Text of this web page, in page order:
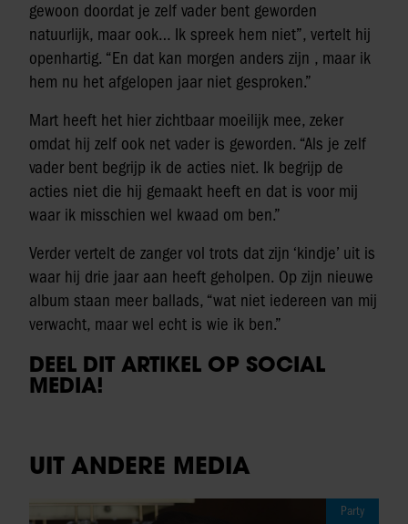
gewoon doordat je zelf vader bent geworden
natuurlijk, maar ook… Ik spreek hem niet”, vertelt hij
openhartig. “En dat kan morgen anders zijn , maar ik
hem nu het afgelopen jaar niet gesproken.”
Mart heeft het hier zichtbaar moeilijk mee, zeker
omdat hij zelf ook net vader is geworden. “Als je zelf
vader bent begrijp ik de acties niet. Ik begrijp de
acties niet die hij gemaakt heeft en dat is voor mij
waar ik misschien wel kwaad om ben.”
Verder vertelt de zanger vol trots dat zijn ‘kindje’ uit is
waar hij drie jaar aan heeft geholpen. Op zijn nieuwe
album staan meer ballads, “wat niet iedereen van mij
verwacht, maar wel echt is wie ik ben.”
DEEL DIT ARTIKEL OP SOCIAL
MEDIA!
UIT ANDERE MEDIA
Party